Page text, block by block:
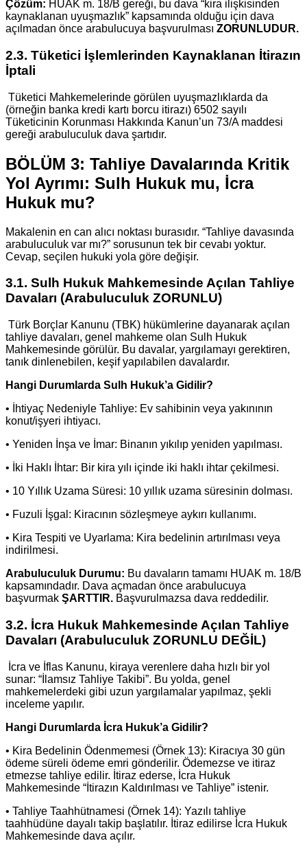
Çözüm: HUAK m. 18/B gereği, bu dava “kira ilişkisinden
kaynaklanan uyuşmazlık” kapsamında olduğu için dava
açılmadan önce arabulucuya başvurulması ZORUNLUDUR.
2.3. Tüketici İşlemlerinden Kaynaklanan İtirazın
İptali
Tüketici Mahkemelerinde görülen uyuşmazlıklarda da
(örneğin banka kredi kartı borcu itirazı) 6502 sayılı
Tüketicinin Korunması Hakkında Kanun’un 73/A maddesi
gereği arabuluculuk dava şartıdır.
BÖLÜM 3: Tahliye Davalarında Kritik
Yol Ayrımı: Sulh Hukuk mu, İcra
Hukuk mu?
Makalenin en can alıcı noktası burasıdır. “Tahliye davasında
arabuluculuk var mı?” sorusunun tek bir cevabı yoktur.
Cevap, seçilen hukuki yola göre değişir.
3.1. Sulh Hukuk Mahkemesinde Açılan Tahliye
Davaları (Arabuluculuk ZORUNLU)
Türk Borçlar Kanunu (TBK) hükümlerine dayanarak açılan
tahliye davaları, genel mahkeme olan Sulh Hukuk
Mahkemesinde görülür. Bu davalar, yargılamayı gerektiren,
tanık dinlenebilen, keşif yapılabilen davalardır.
Hangi Durumlarda Sulh Hukuk’a Gidilir?
• İhtiyaç Nedeniyle Tahliye: Ev sahibinin veya yakınının
konut/işyeri ihtiyacı.
• Yeniden İnşa ve İmar: Binanın yıkılıp yeniden yapılması.
• İki Haklı İhtar: Bir kira yılı içinde iki haklı ihtar çekilmesi.
• 10 Yıllık Uzama Süresi: 10 yıllık uzama süresinin dolması.
• Fuzuli İşgal: Kiracının sözleşmeye aykırı kullanımı.
• Kira Tespiti ve Uyarlama: Kira bedelinin artırılması veya
indirilmesi.
Arabuluculuk Durumu: Bu davaların tamamı HUAK m. 18/B
kapsamındadır. Dava açmadan önce arabulucuya
başvurmak ŞARTTIR. Başvurulmazsa dava reddedilir.
3.2. İcra Hukuk Mahkemesinde Açılan Tahliye
Davaları (Arabuluculuk ZORUNLU DEĞİL)
İcra ve İflas Kanunu, kiraya verenlere daha hızlı bir yol
sunar: “İlamsız Tahliye Takibi”. Bu yolda, genel
mahkemelerdeki gibi uzun yargılamalar yapılmaz, şekli
inceleme yapılır.
Hangi Durumlarda İcra Hukuk’a Gidilir?
• Kira Bedelinin Ödenmemesi (Örnek 13): Kiracıya 30 gün
ödeme süreli ödeme emri gönderilir. Ödemezse ve itiraz
etmezse tahliye edilir. İtiraz ederse, İcra Hukuk
Mahkemesinde “İtirazın Kaldırılması ve Tahliye” istenir.
• Tahliye Taahhütnamesi (Örnek 14): Yazılı tahliye
taahhüdüne dayalı takip başlatılır. İtiraz edilirse İcra Hukuk
Mahkemesinde dava açılır.